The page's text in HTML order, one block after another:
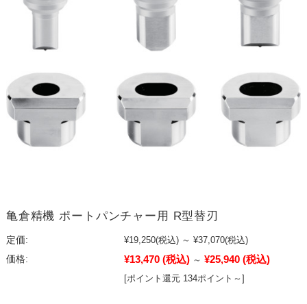
亀倉精機 ポートパンチャー用 R型替刃
定価: ¥19,250(税込) ～ ¥37,070(税込)
価格:
¥13,470 (税込) ～ ¥25,940 (税込)
[ポイント還元 134ポイント～]